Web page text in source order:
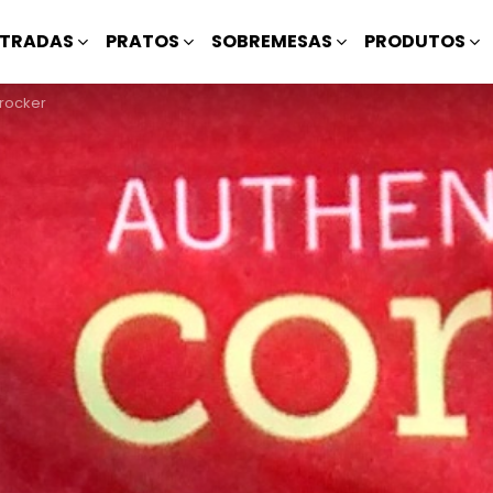
PRATOS SOBREMESAS PRODUTOS